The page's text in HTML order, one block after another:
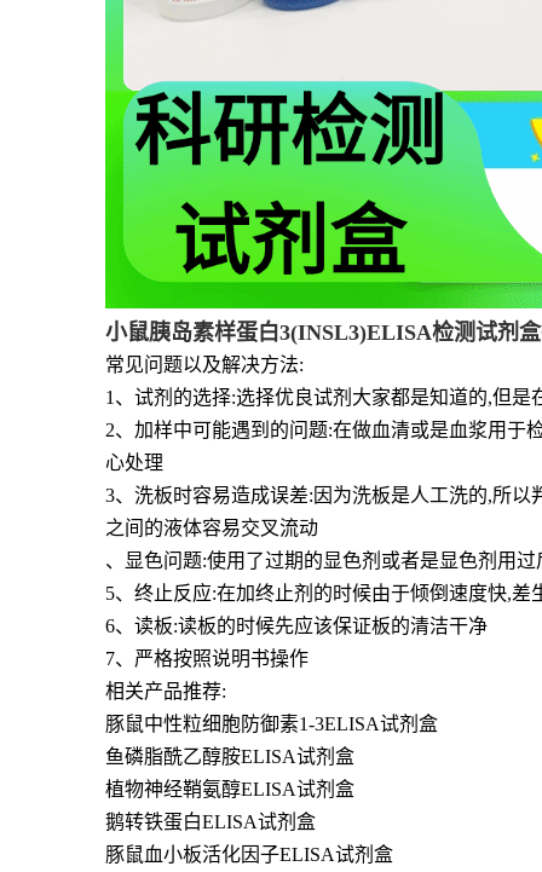
小鼠胰岛素样蛋白3(INSL3)ELISA检测试剂
常见问题以及解决方法:
1、试剂的选择:选择优良试剂大家都是知道的,但
2、加样中可能遇到的问题:在做血清或是血浆用于
心处理
3、洗板时容易造成误差:因为洗板是人工洗的,所
之间的液体容易交叉流动
、显色问题:使用了过期的显色剂或者是显色剂用
5、终止反应:在加终止剂的时候由于倾倒速度快,
6、读板:读板的时候先应该保证板的清洁干净
7、严格按照说明书操作
相关产品推荐:
豚鼠中性粒细胞防御素1-3ELISA试剂盒
鱼磷脂酰乙醇胺ELISA试剂盒
植物神经鞘氨醇ELISA试剂盒
鹅转铁蛋白ELISA试剂盒
豚鼠血小板活化因子ELISA试剂盒